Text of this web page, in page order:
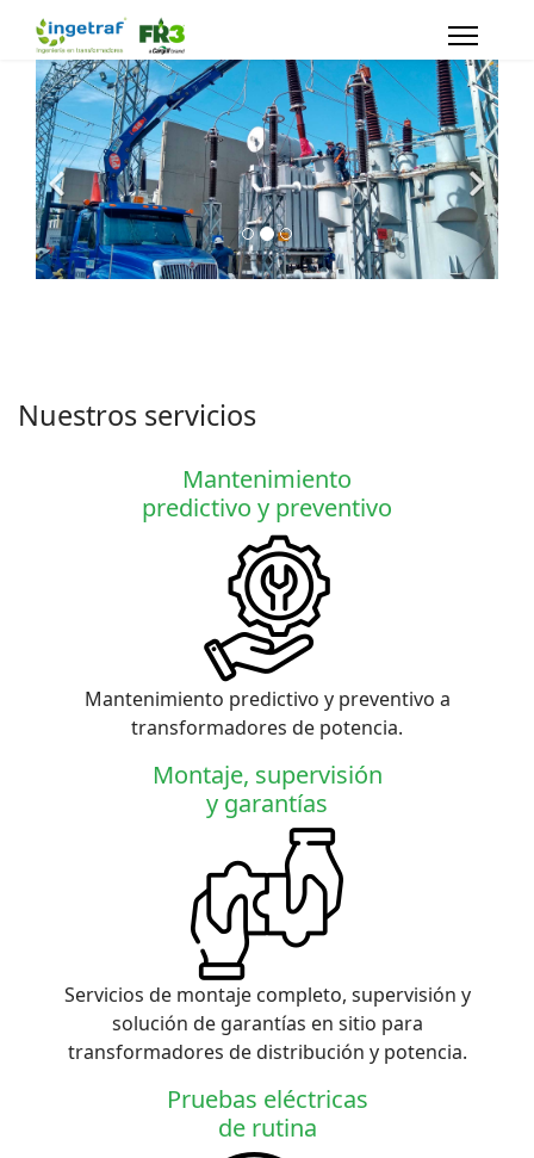
Nuestros servicios
Mantenimiento
predictivo y preventivo
Mantenimiento predictivo y preventivo a
transformadores de potencia.
Montaje, supervisión
y garantías
Servicios de montaje completo, supervisión y
solución de garantías en sitio para
transformadores de distribución y potencia.
Pruebas eléctricas
de rutina